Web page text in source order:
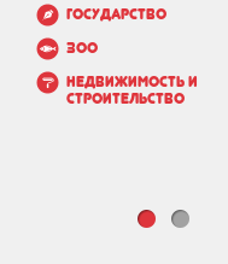
Государство
Зоо
Недвижимость и
строительство